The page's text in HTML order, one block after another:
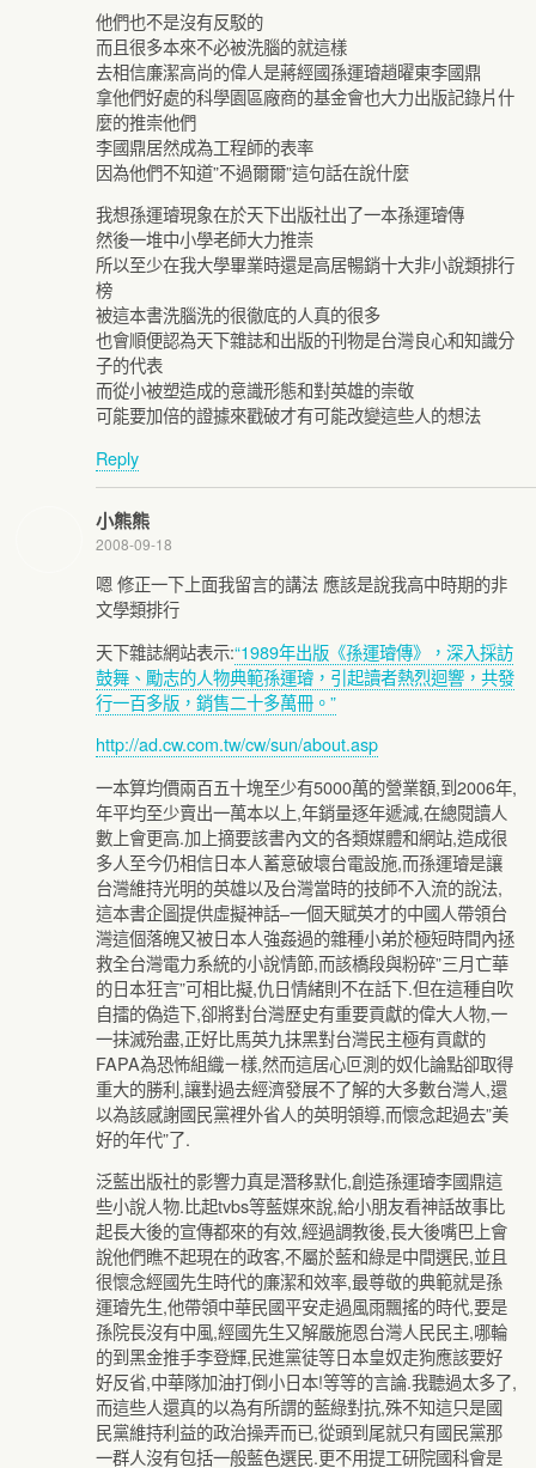
他們也不是沒有反駁的
而且很多本來不必被洗腦的就這樣
去相信廉潔高尚的偉人是蔣經國孫運璿趙曜東李國鼎
拿他們好處的科學園區廠商的基金會也大力出版記錄片什
麼的推崇他們
李國鼎居然成為工程師的表率
因為他們不知道”不過爾爾”這句話在說什麼
我想孫運璿現象在於天下出版社出了一本孫運璿傳
然後一堆中小學老師大力推崇
所以至少在我大學畢業時還是高居暢銷十大非小說類排行
榜
被這本書洗腦洗的很徹底的人真的很多
也會順便認為天下雜誌和出版的刊物是台灣良心和知識分
子的代表
而從小被塑造成的意識形態和對英雄的崇敬
可能要加倍的證據來戳破才有可能改變這些人的想法
Reply
小熊熊
2008-09-18
嗯 修正一下上面我留言的講法 應該是說我高中時期的非
文學類排行
天下雜誌網站表示:“1989年出版《孫運璿傳》，深入採訪
鼓舞、勵志的人物典範孫運璿，引起讀者熱烈迴響，共發
行一百多版，銷售二十多萬冊。”
http://ad.cw.com.tw/cw/sun/about.asp
一本算均價兩百五十塊至少有5000萬的營業額,到2006年,
年平均至少賣出一萬本以上,年銷量逐年遞減,在總閱讀人
數上會更高.加上摘要該書內文的各類媒體和網站,造成很
多人至今仍相信日本人蓄意破壞台電設施,而孫運璿是讓
台灣維持光明的英雄以及台灣當時的技師不入流的說法,
這本書企圖提供虛擬神話–一個天賦英才的中國人帶領台
灣這個落魄又被日本人強姦過的雜種小弟於極短時間內拯
救全台灣電力系統的小說情節,而該橋段與粉碎”三月亡華
的日本狂言”可相比擬,仇日情緒則不在話下.但在這種自吹
自擂的偽造下,卻將對台灣歷史有重要貢獻的偉大人物,一
一抹滅殆盡,正好比馬英九抹黑對台灣民主極有貢獻的
FAPA為恐怖組織ㄧ樣,然而這居心叵測的奴化論點卻取得
重大的勝利,讓對過去經濟發展不了解的大多數台灣人,還
以為該感謝國民黨裡外省人的英明領導,而懷念起過去”美
好的年代”了.
泛藍出版社的影響力真是潛移默化,創造孫運璿李國鼎這
些小說人物.比起tvbs等藍媒來說,給小朋友看神話故事比
起長大後的宣傳都來的有效,經過調教後,長大後嘴巴上會
說他們瞧不起現在的政客,不屬於藍和綠是中間選民,並且
很懷念經國先生時代的廉潔和效率,最尊敬的典範就是孫
運璿先生,他帶領中華民國平安走過風雨飄搖的時代,要是
孫院長沒有中風,經國先生又解嚴施恩台灣人民民主,哪輪
的到黑金推手李登輝,民進黨徒等日本皇奴走狗應該要好
好反省,中華隊加油打倒小日本!等等的言論.我聽過太多了,
而這些人還真的以為有所謂的藍綠對抗,殊不知這只是國
民黨維持利益的政治操弄而已,從頭到尾就只有國民黨那
一群人沒有包括一般藍色選民.更不用提工研院國科會是